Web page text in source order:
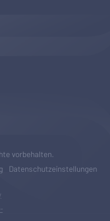
vorbehalten.
Datenschutzeinstellungen